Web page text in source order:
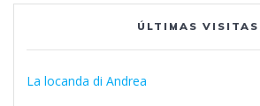
ÚLTIMAS VISITAS
La locanda di Andrea